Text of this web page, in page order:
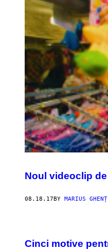
Noul videoclip
08.18.17 BY MARIUS GHENȚ
Cinci motive